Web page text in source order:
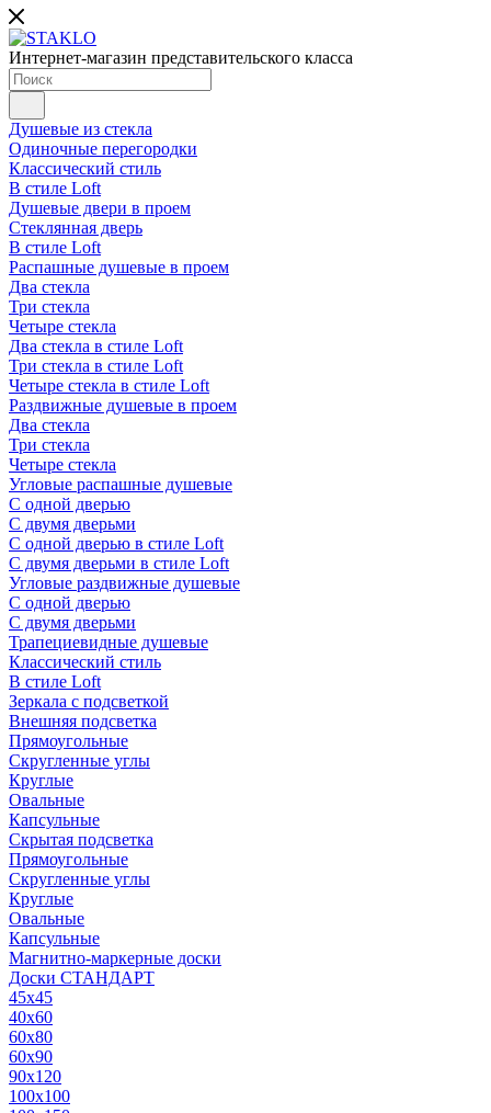
Интернет-магазин представительского класса
Душевые из стекла
Одиночные перегородки
Классический стиль
В стиле Loft
Душевые двери в проем
Стеклянная дверь
В стиле Loft
Распашные душевые в проем
Два стекла
Три стекла
Четыре стекла
Два стекла в стиле Loft
Три стекла в стиле Loft
Четыре стекла в стиле Loft
Раздвижные душевые в проем
Два стекла
Три стекла
Четыре стекла
Угловые распашные душевые
С одной дверью
С двумя дверьми
С одной дверью в стиле Loft
С двумя дверьми в стиле Loft
Угловые раздвижные душевые
С одной дверью
С двумя дверьми
Трапециевидные душевые
Классический стиль
В стиле Loft
Зеркала с подсветкой
Внешняя подсветка
Прямоугольные
Скругленные углы
Круглые
Овальные
Капсульные
Скрытая подсветка
Прямоугольные
Скругленные углы
Круглые
Овальные
Капсульные
Магнитно-маркерные доски
Доски СТАНДАРТ
45x45
40x60
60x80
60x90
90x120
100x100